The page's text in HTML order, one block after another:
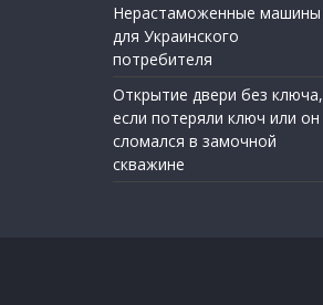
Нерастаможенные машины
для Украинского
потребителя
Открытие двери без ключа,
если потеряли ключ или он
сломался в замочной
скважине